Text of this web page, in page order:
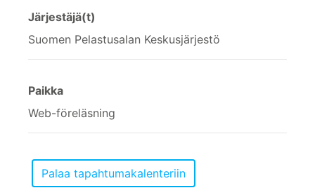
Järjestäjä(t)
Suomen Pelastusalan Keskusjärjestö
Paikka
Web-föreläsning